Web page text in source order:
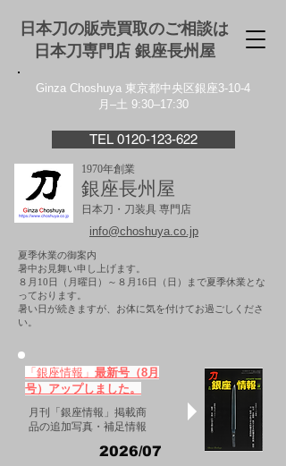
日本刀の販売買取のご相談は
日本刀専門店 銀座⻑州屋
Ginza Choshuya 東京都中央区銀座3-10-4
月–土 9:30–17:30
TEL 0120-123-622
1970年創業
銀座長州屋
日本刀・刀装具 専門店
info@choshuya.co.jp
夏季休業の御案内
暑中お見舞い申し上げます。
８月10日（月曜日）～８月16日（日）まで夏季休業とな
っております。
​暑い日が続きますが、お体に気を付けてお過ごしくださ
い。
「銀座情報」 最新号（8月
号）アップしました。
月刊「銀座情報」掲載商
品の追加写真・補足情報
2026/07